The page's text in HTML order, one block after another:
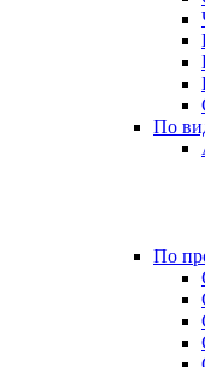
По
По